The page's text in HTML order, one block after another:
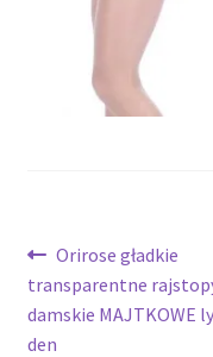
Nawigacja
wpisu
Poprzedni
wpis:
Orirose gładkie
transparentne
damskie MAJTKOWE
den